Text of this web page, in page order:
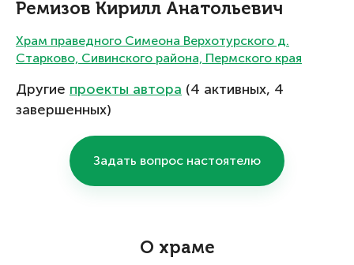
Ремизов Кирилл Анатольевич
Храм праведного Симеона Верхотурского д.
Старково, Сивинского района, Пермского края
Другие проекты автора (4 активных, 4
завершенных)
Задать вопрос настоятелю
О храме